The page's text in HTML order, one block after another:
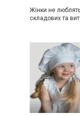
Жінки не
складових та